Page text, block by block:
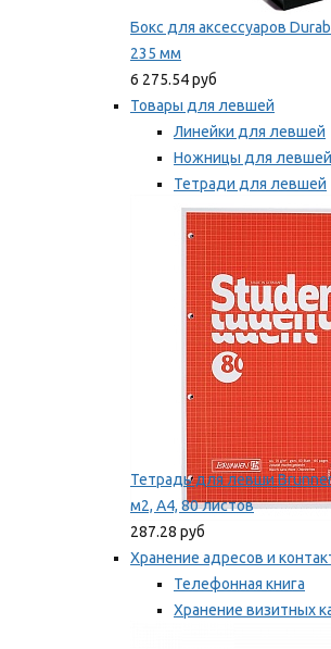
Бокс для аксессуаров
235 мм
6 275.54 руб
Товары для левшей
Линейки для левшей
Ножницы для левшей
Тетради для левшей
Точилки для левшей
Мы рекомендуем
Тетрадь для левши
м2, А4, 80 листов
287.28 руб
Хранение адресов и
Телефонная книга
Хранение визитных